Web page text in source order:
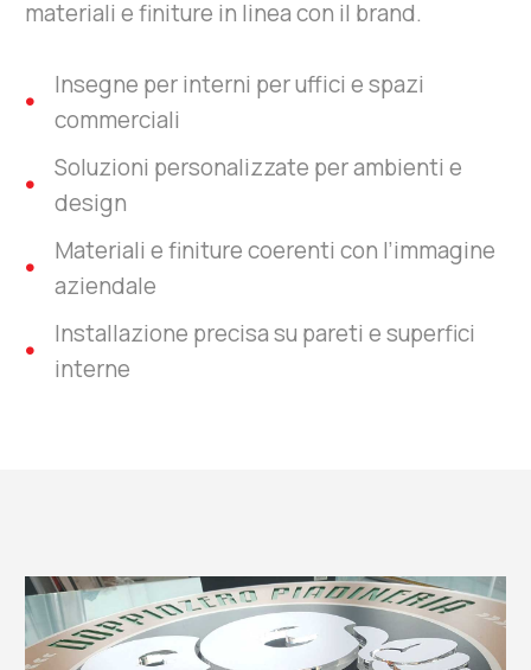
materiali e finiture in linea con il brand.
Insegne per interni per uffici e spazi
commerciali
Soluzioni personalizzate per ambienti e
design
Materiali e finiture coerenti con l’immagine
aziendale
Installazione precisa su pareti e superfici
interne